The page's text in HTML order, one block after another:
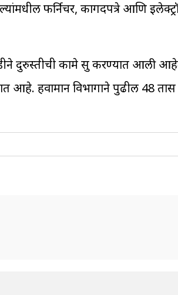
फर्निचर, कागदपत्रे आणि
दुरुस्तीची कामे सुरू करण्यात आली
आहे. हवामान विभागाने पुढील 48